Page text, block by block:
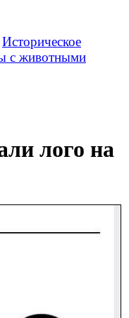
Историческое
с животными
лого на